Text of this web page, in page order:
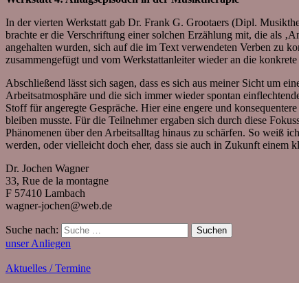
In der vierten Werkstatt gab Dr. Frank G. Grootaers (Dipl.
brachte er die Verschriftung einer solchen Erzählung mit, die als
angehalten wurden, sich auf die im Text verwendeten Verben zu
zusammengefügt und vom Werkstattanleiter wieder an die
Abschließend lässt sich sagen, dass es sich aus meiner Sicht um
Arbeitsatmosphäre und die sich immer wieder spontan
Stoff für angeregte Gespräche. Hier eine engere und
bleiben musste. Für die Teilnehmer ergaben sich durch diese
Phänomenen über den Arbeitsalltag hinaus zu schärfen. So weiß
werden, oder vielleicht doch eher, dass sie auch in Zukunft einem
Dr. Jochen Wagner
33, Rue de la montagne
F 57410 Lambach
wagner-jochen@web.de
Suche nach: Suchen
unser Anliegen
Aktuelles / Termine